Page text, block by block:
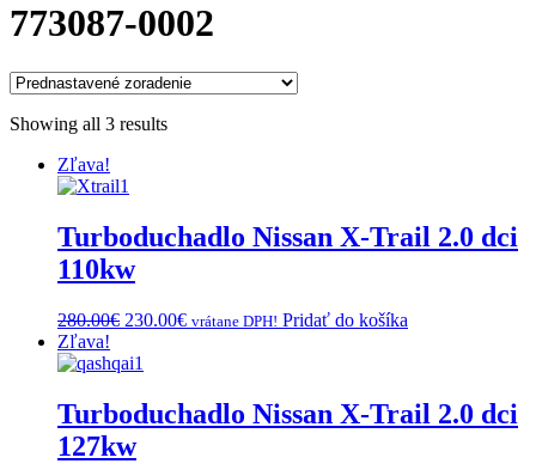
773087-0002
Showing all 3 results
Zľava!
Turboduchadlo Nissan X-Trail 2.0 dci
110kw
280.00€ Original
was:
230.00€Current
vrátane DPH! Pridať do košíka
Zľava!
Turboduchadlo Nissan X-Trail 2.0 dci
127kw